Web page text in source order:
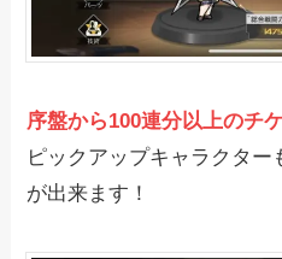
序盤から100連分以上のチ
ピックアップキャラクター
が出来ます！